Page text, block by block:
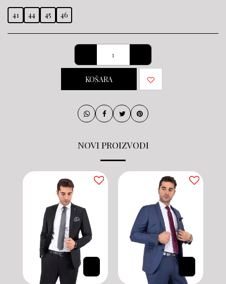
41 44 45 46
KOŠARA
NOVI PROIZVODI